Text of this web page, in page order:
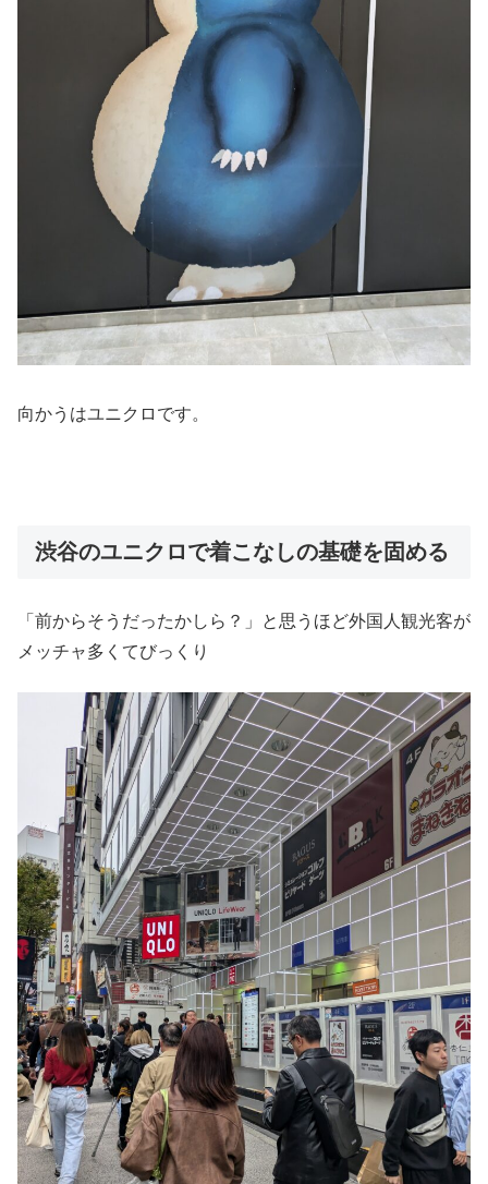
向かうはユニクロです。
渋谷のユニクロで着こなしの基礎を固める
「前からそうだったかしら？」と思うほど外国人観光客が
メッチャ多くてびっくり